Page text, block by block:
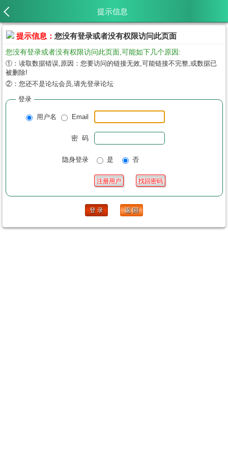
提示信息
提示信息： 您没有登录或者没有权限访问此页面
您没有登录或者没有权限访问此页面,可能如下几个原因:
①：读取数据错误,原因：您要访问的链接无效,可能链接不完整,或数据已
被删除!
②：您还不是论坛会员,请先登录论坛
登录
用户名 Email
密 码
隐身登录 是 否